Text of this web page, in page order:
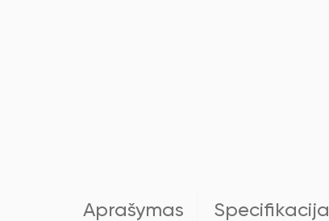
Aprašymas Specifikacija